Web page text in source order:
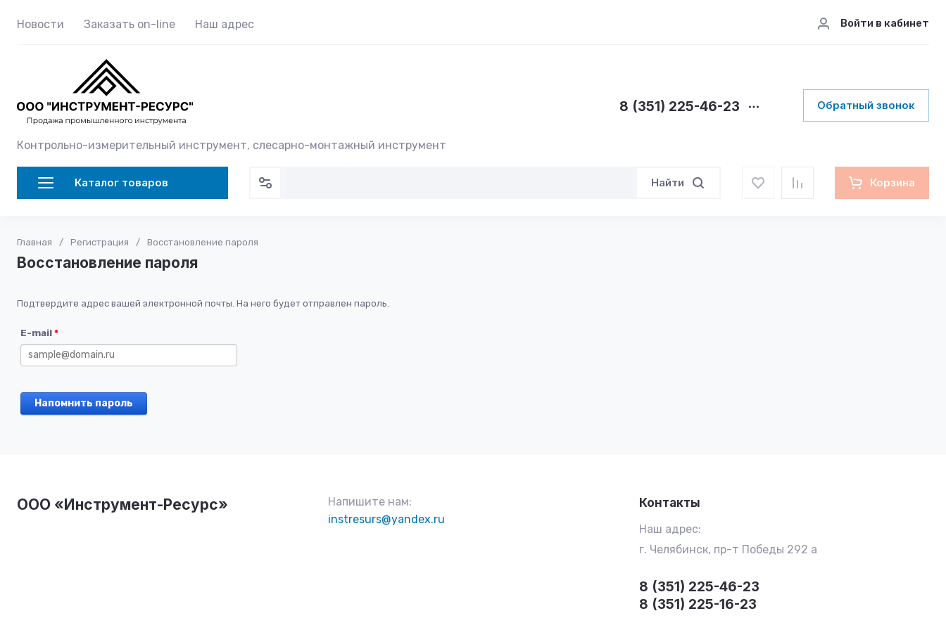
Новости Заказать on-line Наш адрес Войти в кабинет
Контрольно-измерительный инструмент, слесарно-монтажный инструмент
8 (351) 225-46-23 Обратный звонок
Каталог товаров Найти Корзина
Главная / Регистрация / Восстановление пароля
Восстановление пароля
Подтвердите адрес вашей электронной почты. На него будет отправлен пароль.
E-mail*
Напомнить пароль
ООО «Инструмент-Ресурс»
Напишите нам:
instresurs@yandex.ru
Контакты
Наш адрес:
г. Челябинск, пр-т Победы 292 а
8 (351) 225-46-23
8 (351) 225-16-23